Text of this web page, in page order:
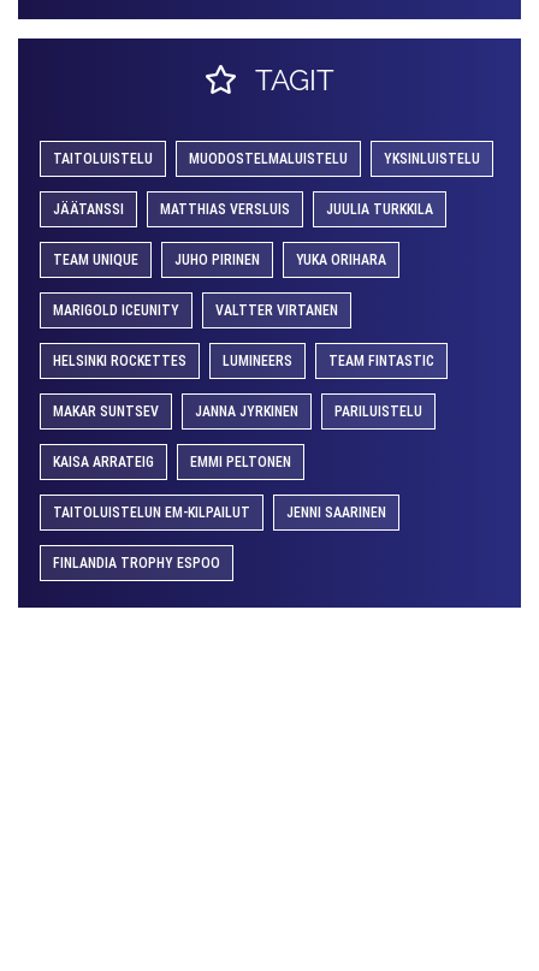
TAGIT
TAITOLUISTELU MUODOSTELMALUISTELU YKSINLUISTELU
JÄÄTANSSI MATTHIAS VERSLUIS JUULIA TURKKILA
TEAM UNIQUE JUHO PIRINEN YUKA ORIHARA
MARIGOLD ICEUNITY VALTTER VIRTANEN
HELSINKI ROCKETTES LUMINEERS TEAM FINTASTIC
MAKAR SUNTSEV JANNA JYRKINEN PARILUISTELU
KAISA ARRATEIG EMMI PELTONEN
TAITOLUISTELUN EM-KILPAILUT JENNI SAARINEN
FINLANDIA TROPHY ESPOO